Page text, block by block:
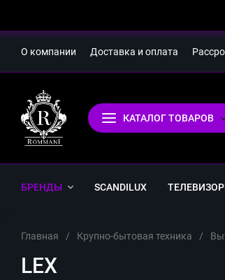
О компании Доставка и оплата
КАТАЛОГ ТОВАРОВ
БРЕНДЫ SCANDILUX
Главная / Крупно-бытовая техника /
LEX